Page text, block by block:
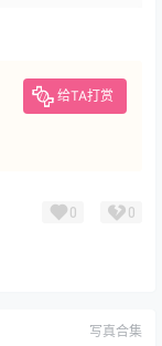
给TA打赏
0 0
写真合集